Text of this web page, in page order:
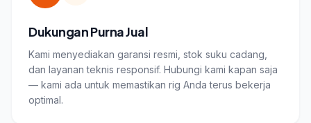
Dukungan Purna Jual
Kami menyediakan garansi resmi, stok suku cadang,
dan layanan teknis responsif. Hubungi kami kapan saja
— kami ada untuk memastikan rig Anda terus bekerja
optimal.